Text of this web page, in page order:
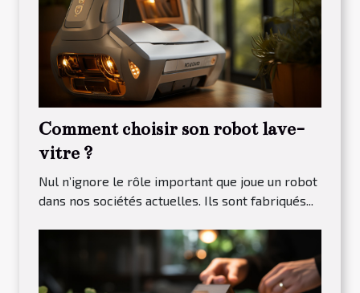
Comment choisir son robot lave-
vitre ?
Nul n’ignore le rôle important que joue un robot
dans nos sociétés actuelles. Ils sont fabriqués...